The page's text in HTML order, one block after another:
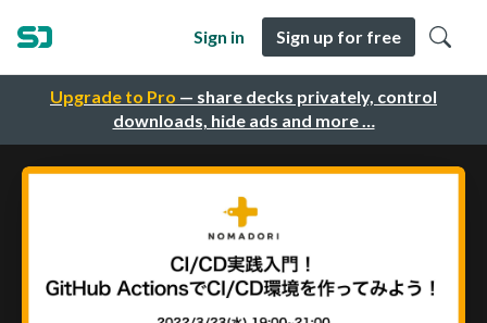
Upgrade to Pro — share decks privately, control
downloads, hide ads and more …
Sign in Sign up for free